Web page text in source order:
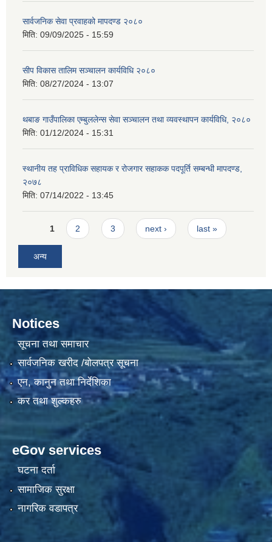
सार्वजनिक सेवा प्रवाहको मापदण्ड २०८०
मिति: 09/09/2025 - 15:59
सीप विकास तालिम सञ्चालन कार्यविधि २०८०
मिति: 08/27/2024 - 13:07
थबाङ गाउँपालिका एम्बुललेन्स सेवा सञ्चालन तथा व्यवस्थापन कार्यविधि, २०८०
मिति: 01/12/2024 - 15:31
स्थानीय तह प्राविधिक सहायक र रोजगार सहाकक पदपूर्ति सम्बन्धी मापदण्ड,
२०७८
मिति: 07/14/2022 - 13:45
Pages
1 2 3 next › last »
अन्य
Notices
सूचना तथा समाचार
सार्वजनिक खरीद /बोलपत्र सूचना
एन, कानुन तथा निर्देशिका
कर तथा शुल्कहरु
eGov services
घटना दर्ता
सामाजिक सुरक्षा
नागरिक वडापत्र